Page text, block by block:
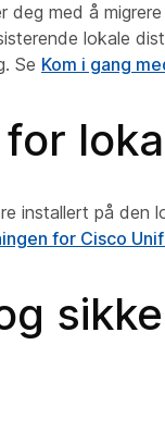
deg med å
lokale
Se Kom i gang
installert på den
for Cisco